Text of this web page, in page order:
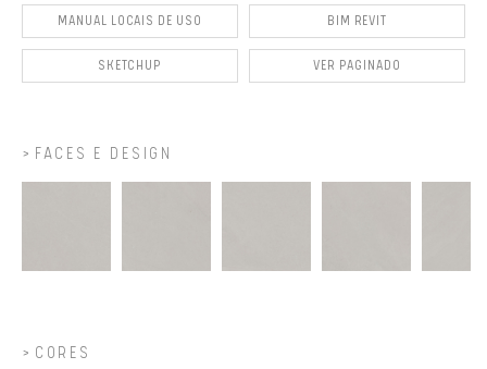
MANUAL LOCAIS DE USO BIM REVIT
SKETCHUP VER PAGINADO
FACES E DESIGN
CORES